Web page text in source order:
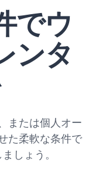
でウ
ンタ
または個人オー
た柔軟な条件で
しょう。